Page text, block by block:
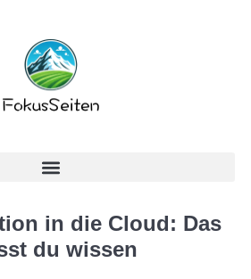
in die Cloud: Das
du wissen